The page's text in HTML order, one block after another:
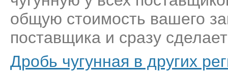
общую стоимость вашего
поставщика и сразу
Дробь чугунная в других